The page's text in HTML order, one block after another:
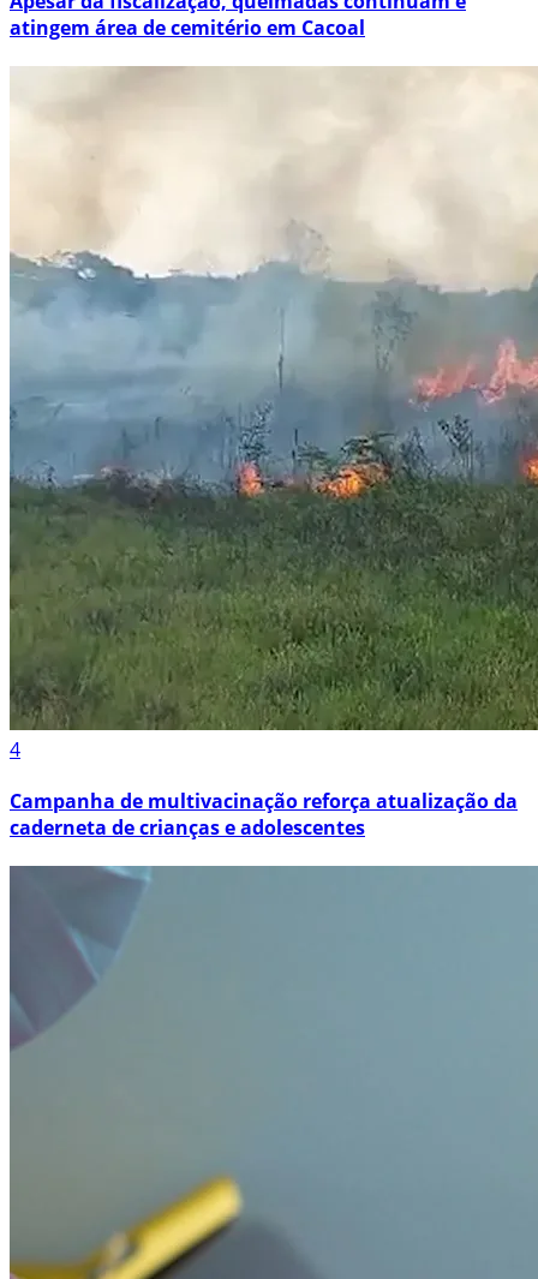
atingem área de cemitério em Cacoal
4
Campanha de multivacinação reforça atualização da
caderneta de crianças e adolescentes